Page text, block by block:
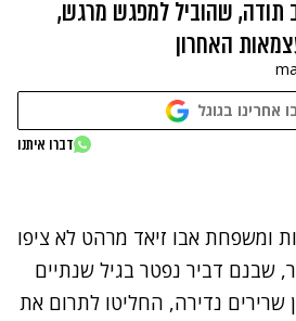
שהוביל למפגש מרגש,
האחרון
אחרינו בגוגל
נתקלנו בבעיה
דברו איתנו
ומשפחת אבו זיאד מרהט לא ציפו
שבנם דביר נפטר בגיל שנתיים
שרירים נדירה, החליטו לתרום את